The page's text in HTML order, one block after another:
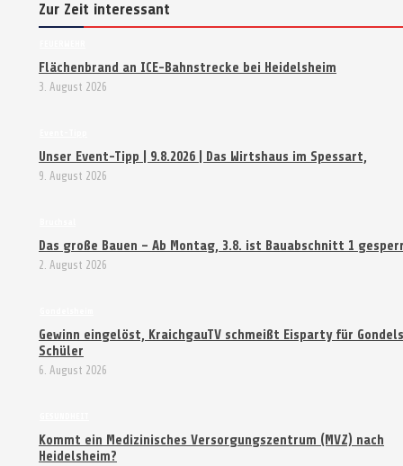
Zur Zeit interessant
Flächenbrand an ICE-Bahnstrecke bei Heidelsheim
3. August 2026
Unser Event-Tipp | 9.8.2026 | Das Wirtshaus im Spessart,
9. August 2026
Das große Bauen – Ab Montag, 3.8. ist Bauabschnitt 1
2. August 2026
Gewinn eingelöst, KraichgauTV schmeißt Eisparty für
Schüler
6. August 2026
Kommt ein Medizinisches Versorgungszentrum (MVZ) nach
Heidelsheim?